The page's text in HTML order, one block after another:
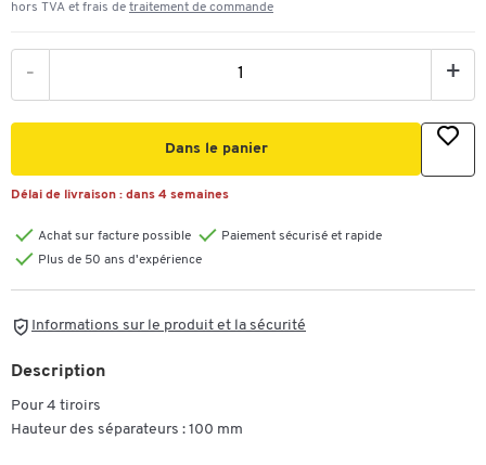
hors TVA et frais de traitement de commande
- +
Dans le panier
Délai de livraison : dans 4 semaines
Achat sur facture possible
Paiement sécurisé et rapide
Plus de 50 ans d'expérience
Informations sur le produit et la sécurité
Description
Pour 4 tiroirs
Hauteur des séparateurs : 100 mm